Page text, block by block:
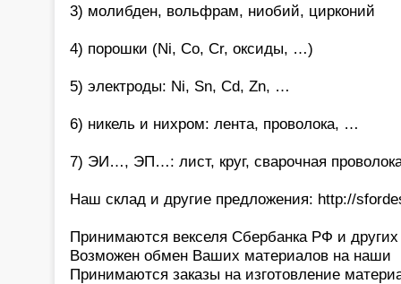
3) молибден, вольфрам, ниобий, цирконий
4) порошки (Ni, Co, Cr, оксиды, …)
5) электроды: Ni, Sn, Cd, Zn, …
6) никель и нихром: лента, проволока, …
7) ЭИ…, ЭП…: лист, круг, сварочная
Наш склад и другие предложения: http://
Принимаются векселя Сбербанка РФ и других
Возможен обмен Ваших материалов на наши
Принимаются заказы на изготовление